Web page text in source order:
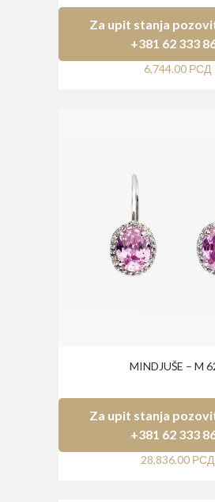
Za upit stanja
+381 62 333
6,744.00 РСД
MINDJUŠE – M
Za upit stanja
+381 62 333
28,836.00 РСД